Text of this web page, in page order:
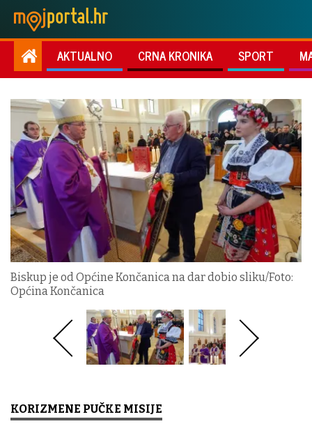
AKTUALNO CRNA KRONIKA SPORT
Biskup je od Općine Končanica na dar dobio sliku/Foto:
Općina Končanica
KORIZMENE PUČKE MISIJE